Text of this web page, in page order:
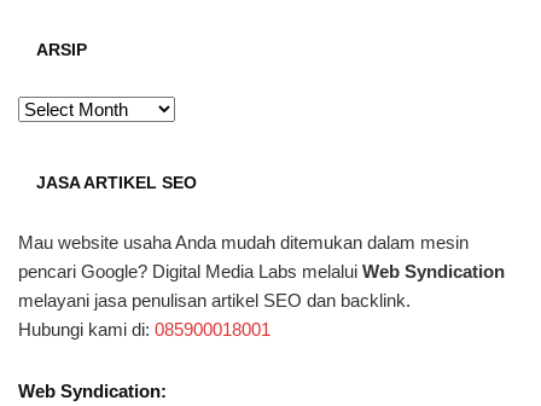
ARSIP
ARSIP
JASA ARTIKEL SEO
Mau website usaha Anda mudah ditemukan dalam mesin
pencari Google? Digital Media Labs melalui Web Syndication
melayani jasa penulisan artikel SEO dan backlink.
Hubungi kami di: 085900018001
Web Syndication: